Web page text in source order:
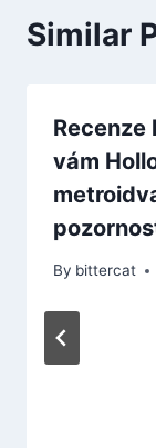
Similar
Recenze
vám
By bittercat